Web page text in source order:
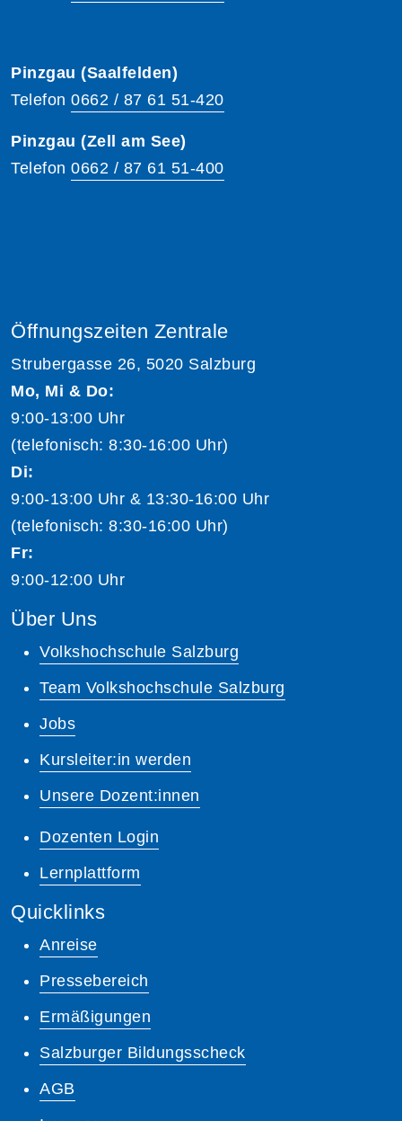
Pinzgau (Saalfelden)
Telefon 0662 / 87 61 51-420
Pinzgau (Zell am See)
Telefon 0662 / 87 61 51-400
Öffnungszeiten Zentrale
Strubergasse 26, 5020 Salzburg
Mo, Mi & Do:
9:00-13:00 Uhr
(telefonisch: 8:30-16:00 Uhr)
Di:
9:00-13:00 Uhr & 13:30-16:00 Uhr
(telefonisch: 8:30-16:00 Uhr)
Fr:
9:00-12:00 Uhr
Über Uns
Volkshochschule Salzburg
Team Volkshochschule Salzburg
Jobs
Kursleiter:in werden
Unsere Dozent:innen
Dozenten Login
Lernplattform
Quicklinks
Anreise
Pressebereich
Ermäßigungen
Salzburger Bildungsscheck
AGB